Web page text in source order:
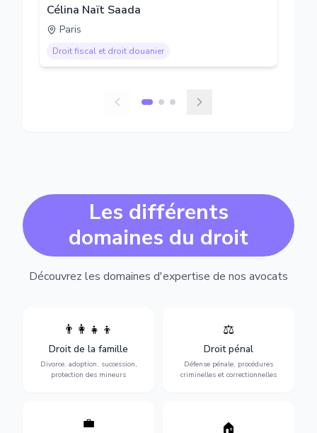
Célina Naït Saada
Paris
Droit fiscal et droit douanier
Les différents
domaines du droit
Découvrez les domaines d'expertise de nos avocats
👨‍👩‍👧‍👦
Droit de la famille
Divorce, adoption, succession,
protection des mineurs
Divorce, garde d'enfants,
adoption, succession et
protection des personnes
vulnérables.
⚖️
Droit pénal
Défense pénale, procédures
criminelles et correctionnelles
Expertise en matière pénale,
vue jusqu'au procès, pour
toute affaire correctionnelle
ou criminelle.
💼
Protection de vos droits au
🏠
Sécurisation de vos projets